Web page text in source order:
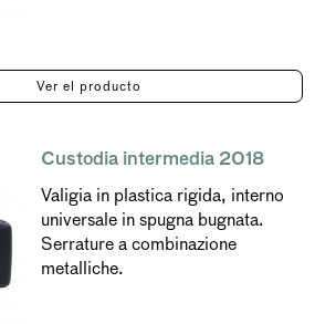
Ver el producto
Custodia intermedia 2018
Valigia in plastica rigida, interno
universale in spugna bugnata.
Serrature a combinazione
metalliche.